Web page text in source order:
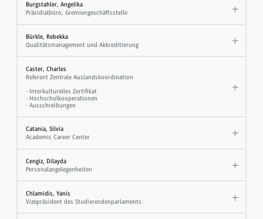
Burgstahler, Angelika
Präsidialbüro, Gremiengeschäftsstelle
Bürkle, Rebekka
Qualitätsmanagement und Akkreditierung
Caster, Charles
Referent Zentrale Auslandskoordination
- Interkulturelles Zertifikat
- Hochschulkooperationen
- Ausschreibungen
Catania, Silvia
Academic Career Center
Cengiz, Dilayda
Personalangelegenheiten
Chlamidis, Yanis
Vizepräsident des Studierendenparlaments